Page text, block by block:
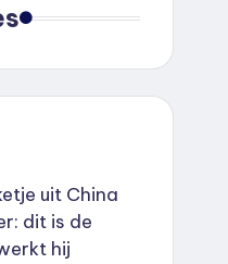
uit China
dit is de
hij